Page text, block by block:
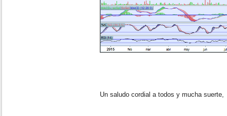
Un saludo cordial a todos y mucha suerte,